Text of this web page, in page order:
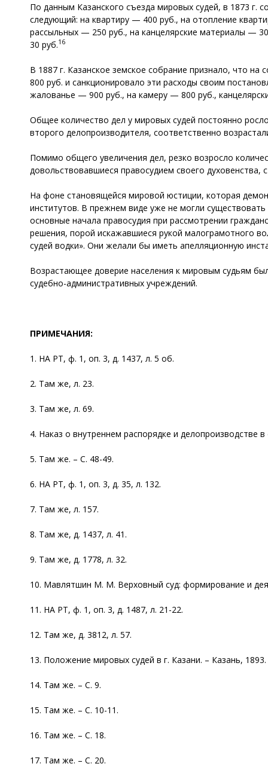
По данным Казанского съезда мировых судей, в 1873 г.
следующий: на квартиру — 400 руб., на отопление
рассыльных — 250 руб., на канцелярские материалы —
30 руб.16
В 1887 г. Казанское земское собрание признало, что
800 руб. и санкционировало эти расходы своим
жалованье — 900 руб., на камеру — 800 руб.,
Общее количество дел у мировых судей постоянно
второго делопроизводителя, соответственно
Помимо общего увеличения дел, резко возросло
довольствовавшиеся правосудием своего
На фоне становящейся мировой юстиции, которая
институтов. В прежнем виде уже не могли
основные начала правосудия при рассмотрении
решения, порой искажавшиеся рукой малограмотного
судей водки». Они желали бы иметь апелляционную
Возрастающее доверие населения к мировым судьям
судебно-административных учреждений.
ПРИМЕЧАНИЯ:
1. НА РТ, ф. 1, оп. 3, д. 1437, л. 5 об.
2. Там же, л. 23.
3. Там же, л. 69.
4. Наказ о внутреннем распорядке и делопроизводстве
5. Там же. – С. 48-49.
6. НА РТ, ф. 1, оп. 3, д. 35, л. 132.
7. Там же, л. 157.
8. Там же, д. 1437, л. 41.
9. Там же, д. 1778, л. 32.
10. Мавлятшин М. М. Верховный суд: формирование и
11. НА РТ, ф. 1, оп. 3, д. 1487, л. 21-22.
12. Там же, д. 3812, л. 57.
13. Положение мировых судей в г. Казани. – Казань, 1893.
14. Там же. – С. 9.
15. Там же. – С. 10-11.
16. Там же. – С. 18.
17. Там же. – С. 20.